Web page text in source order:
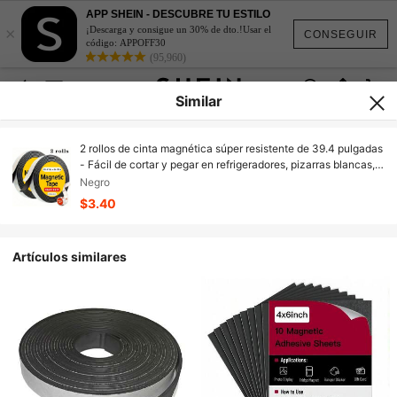
CONSEGUIR
×
APP SHEIN - DESCUBRE TU ESTILO
¡Descarga y consigue un 30% de dto.!Usar el
código: APPOFF30
(95,960)
Similar
2 rollos de cinta magnética súper resistente de 39.4 pulgadas
- Fácil de cortar y pegar en refrigeradores, pizarras blancas,
etc., con tiras de goma adhesivas de alta calidad, opción
ideal para oficina, enseñanza, accesorios de decoración del
hogar | Pegatina magnética de goma duradera, cinta
Negro
$3.40
Artículos similares